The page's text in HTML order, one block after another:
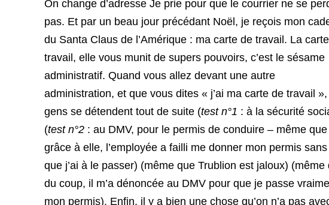
On change d’adresse Je prie pour que le courrier ne se
pas. Et par un beau jour précédant Noël, je reçois mon
du Santa Claus de l’Amérique : ma carte de travail. La
travail, elle vous munit de supers pouvoirs, c’est le sésame
administratif. Quand vous allez devant une autre
administration, et que vous dites « j’ai ma carte de travail
gens se détendent tout de suite (test n°1 : à la sécurité
(test n°2 : au DMV, pour le permis de conduire – même que
grâce à elle, l’employée a failli me donner mon permis sans
que j’ai à le passer) (même que Trublion est jaloux) (même
du coup, il m’a dénoncée au DMV pour que je passe
mon permis). Enfin, il y a bien une chose qu’on n’a pas